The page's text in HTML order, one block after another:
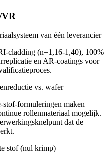
VR
van één leverancier
cladding (n=1,16-1,40), 100%
en AR-coatings voor
vs. wafer
stof-formuleringen maken
rollenmateriaal mogelijk.
dat de
stof (nul krimp)